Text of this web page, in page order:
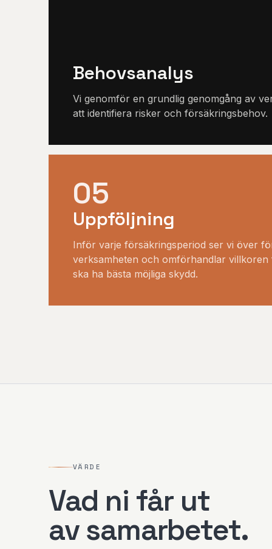
Behovsanalys
Vi genomför en grundlig genomgång av
att identifiera risker och försäkringsbehov.
05
Uppföljning
Inför varje försäkringsperiod ser vi över
verksamheten och omförhandlar villkoren
ska ha bästa möjliga skydd.
VÄRDE
Vad ni får ut
av samarbetet.